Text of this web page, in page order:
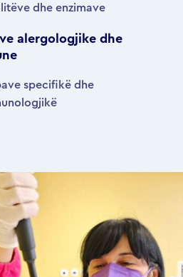
dhe enzimave
alergologjike dhe
specifikë dhe